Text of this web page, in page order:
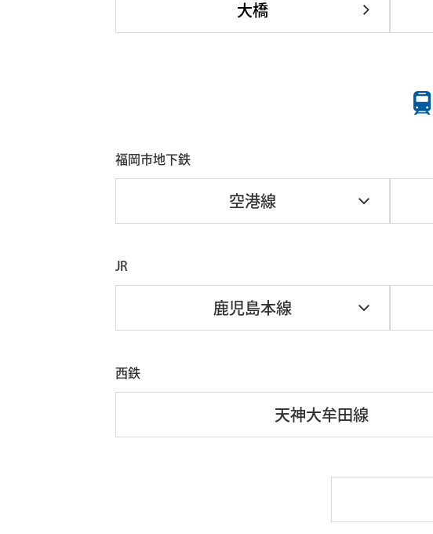
大橋
福岡市地下鉄
空港線
JR
鹿児島本線
西鉄
天神大牟田線